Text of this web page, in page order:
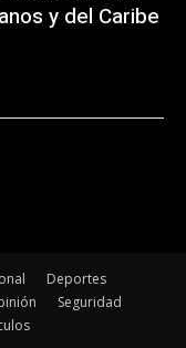
y del Caribe
Deportes
Seguridad